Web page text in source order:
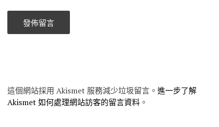
這個網站採用 Akismet 服務減少垃圾留言。 進一步了解
Akismet 如何處理網站訪客的留言資料 。